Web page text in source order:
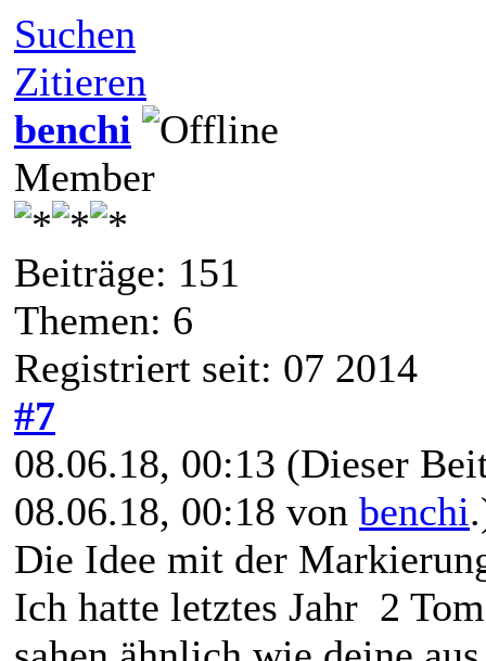
Suchen
Zitieren
benchi
Member
Beiträge: 151
Themen: 6
Registriert seit: 07 2014
#7
08.06.18, 00:13 (Dieser
08.06.18, 00:18 von benchi
Die Idee mit der
Ich hatte letztes Jahr 2